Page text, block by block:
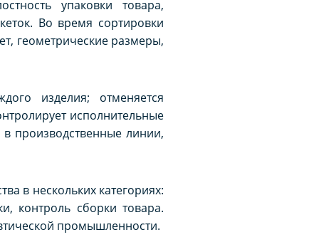
упаковки товара,
Во время сортировки
геометрические размеры,
изделия; отменяется
исполнительные
производственные линии,
в нескольких категориях:
контроль сборки товара.
промышленности.